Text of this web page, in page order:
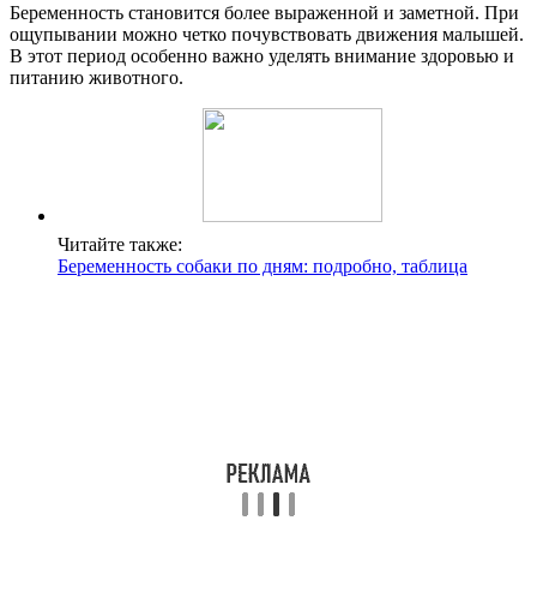
Беременность становится более выраженной и заметной. При
ощупывании можно четко почувствовать движения малышей.
В этот период особенно важно уделять внимание здоровью и
питанию животного.
Читайте также:
Беременность собаки по дням: подробно, таблица